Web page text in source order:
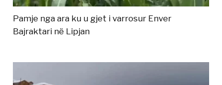
Pamje nga ara ku u gjet i varrosur Enver
Bajraktari në Lipjan